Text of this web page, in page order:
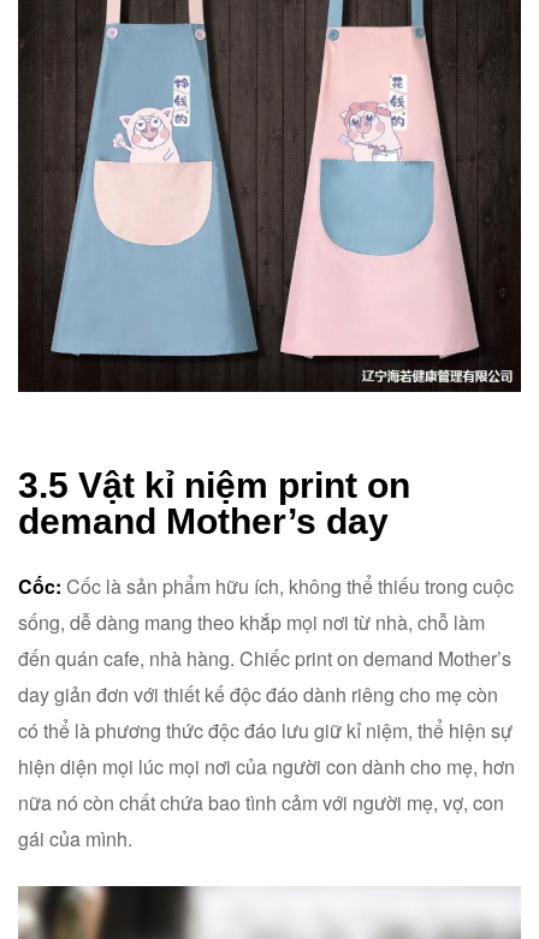
3.5 Vật kỉ niệm print on
demand Mother’s day
Cốc: Cốc là sản phẩm hữu ích, không thể thiếu trong cuộc
sống, dễ dàng mang theo khắp mọi nơi từ nhà, chỗ làm
đến quán cafe, nhà hàng. Chiếc print on demand Mother’s
day giản đơn với thiết kế độc đáo dành riêng cho mẹ còn
có thể là phương thức độc đáo lưu giữ kỉ niệm, thể hiện sự
hiện diện mọi lúc mọi nơi của người con dành cho mẹ, hơn
nữa nó còn chất chứa bao tình cảm với người mẹ, vợ, con
gái của mình.